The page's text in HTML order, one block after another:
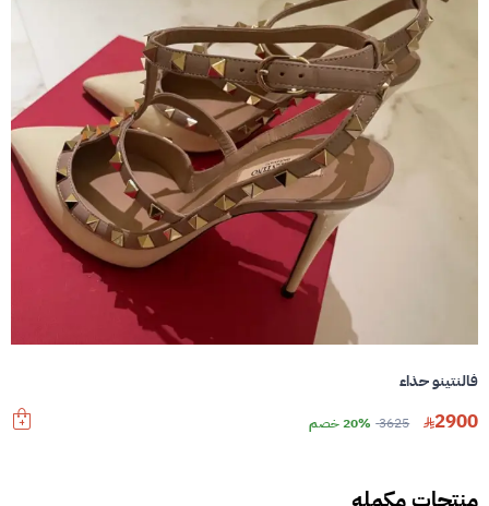
فالنتينو حذاء
2900
3625 20% خصم